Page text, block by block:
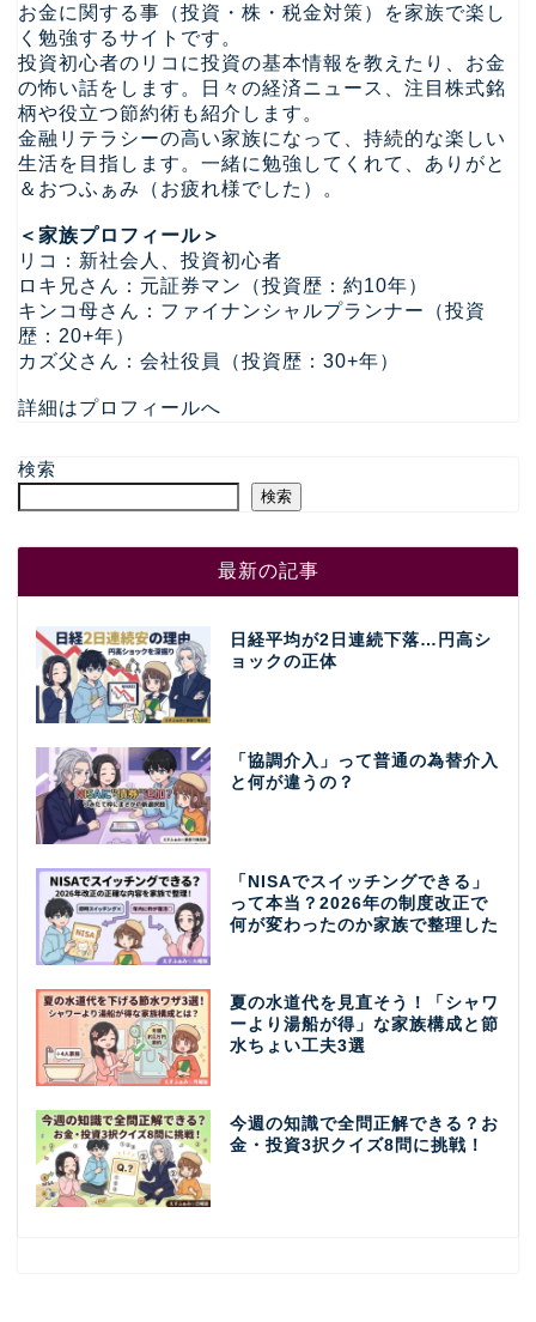
お金に関する事（投資・株・税金対策）を家族で楽し
く勉強するサイトです。
投資初心者のリコに投資の基本情報を教えたり、お金
の怖い話をします。日々の経済ニュース、注目株式銘
柄や役立つ節約術も紹介します。
金融リテラシーの高い家族になって、持続的な楽しい
生活を目指します。一緒に勉強してくれて、ありがと
＆おつふぁみ（お疲れ様でした）。
＜家族プロフィール＞
リコ：新社会人、投資初心者
ロキ兄さん：元証券マン（投資歴：約10年）
キンコ母さん：ファイナンシャルプランナー（投資
歴：20+年）
カズ父さん：会社役員（投資歴：30+年）
詳細はプロフィールへ
検索
検索
最新の記事
日経平均が2日連続下落…円高シ
ョックの正体
「協調介入」って普通の為替介入
と何が違うの？
「NISAでスイッチングできる」
って本当？2026年の制度改正で
何が変わったのか家族で整理した
夏の水道代を見直そう！「シャワ
ーより湯船が得」な家族構成と節
水ちょい工夫3選
今週の知識で全問正解できる？お
金・投資3択クイズ8問に挑戦！